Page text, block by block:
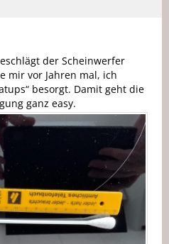
der Scheinwerfer
mir vor Jahren mal, ich
besorgt. Damit geht die
ganz easy.